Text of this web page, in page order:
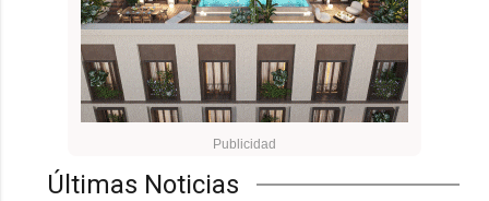
Últimas Noticias